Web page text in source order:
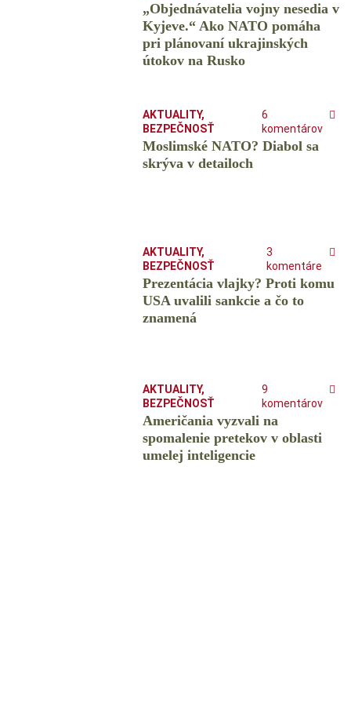
„Objednávatelia vojny nesedia v
Kyjeve.“ Ako NATO pomáha
pri plánovaní ukrajinských
útokov na Rusko
AKTUALITY,
BEZPEČNOSŤ
6
komentárov
Moslimské NATO? Diabol sa
skrýva v detailoch
AKTUALITY,
BEZPEČNOSŤ
3
komentáre
Prezentácia vlajky? Proti komu
USA uvalili sankcie a čo to
znamená
AKTUALITY,
BEZPEČNOSŤ
9
komentárov
Američania vyzvali na
spomalenie pretekov v oblasti
umelej inteligencie